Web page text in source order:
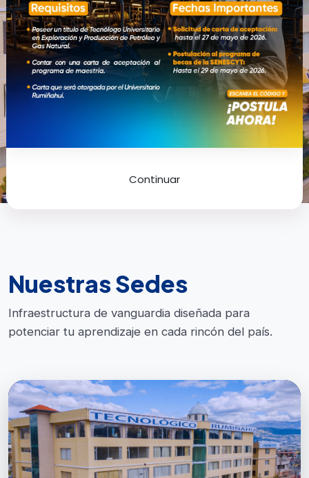
Liderando el futuro de la educación tecnológica con
excelencia académica y visión global.
Más Información
Ver Programas
Nuestras Sedes
Infraestructura de vanguardia diseñada para
potenciar tu aprendizaje en cada rincón del país.
Continuar